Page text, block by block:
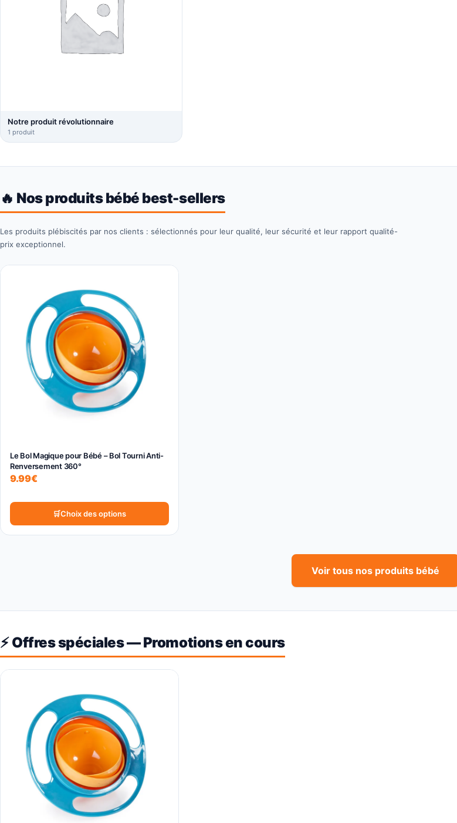
Notre produit révolutionnaire
1 produit
🔥 Nos produits bébé best-sellers
Les produits plébiscités par nos clients : sélectionnés pour leur qualité, leur sécurité et leur rapport qualité-
prix exceptionnel.
Le Bol Magique pour Bébé – Bol Tourni Anti-
Renversement 360°
9.99€
Choix des options
Ce
plusieurs
variations.
options
peuvent
produit
Voir tous nos produits bébé
⚡ Offres spéciales — Promotions en cours
Ce
plusieurs
variations.
options
peuvent